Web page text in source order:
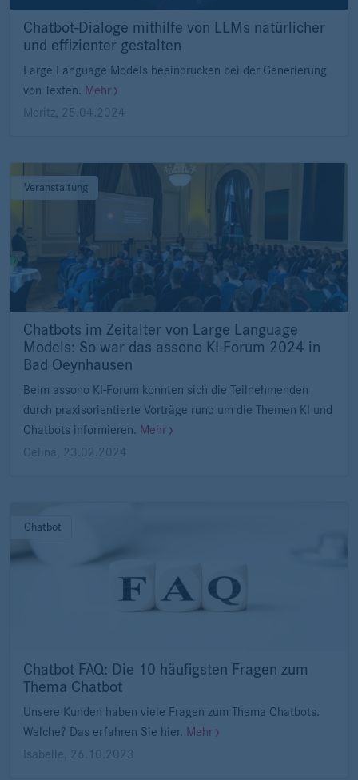
Chatbot-Dialoge mithilfe von LLMs natürlicher
und effizienter gestalten
Large Language Models beeindrucken bei der Generierung
von Texten. Mehr
Moritz
25.04.2024
Veranstaltung
Chatbots im Zeitalter von Large Language
Models: So war das assono KI-Forum 2024 in
Bad Oeynhausen
Beim assono KI-Forum konnten sich die Teilnehmenden
durch praxisorientierte Vorträge rund um die Themen KI und
Chatbots informieren. Mehr
Celina
23.02.2024
Chatbot
Chatbot FAQ: Die 10 häufigsten Fragen zum
Thema Chatbot
Unsere Kunden haben viele Fragen zum Thema Chatbots.
Welche? Das erfahren Sie hier. Mehr
Isabelle
26.10.2023